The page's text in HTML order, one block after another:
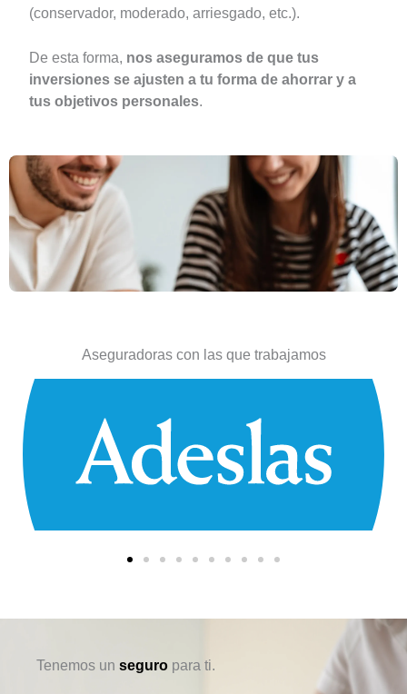
(conservador, moderado, arriesgado, etc.).
De esta forma, nos aseguramos de que tus
inversiones se ajusten a tu forma de ahorrar y a
tus objetivos personales.
Aseguradoras con las que trabajamos
Tenemos un seguro para ti.